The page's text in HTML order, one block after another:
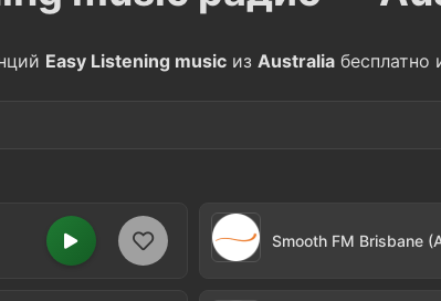
Easy Listening music из Australia бесплатно
1 Relax Smooth FM Brisbane